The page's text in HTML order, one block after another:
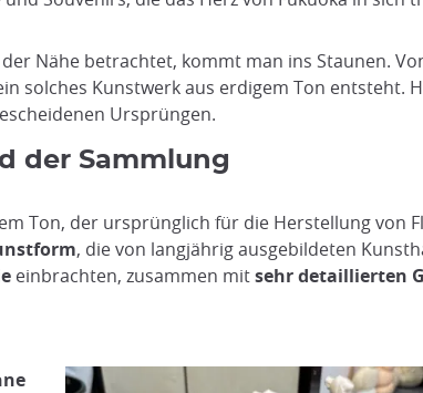
Nähe betrachtet, kommt man ins Staunen.
solches Kunstwerk aus erdigem Ton
Ursprüngen.
der Sammlung
Ton, der ursprünglich für die Herstellung von
, die von langjährig ausgebildeten
einbrachten, zusammen mitsehr detaillierten